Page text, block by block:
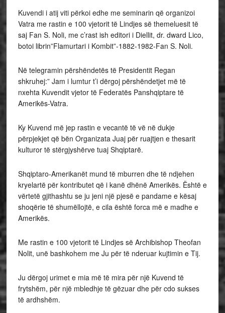
Kuvendi i atij viti përkoi edhe me seminarin që organizoi
Vatra me rastin e 100 vjetorit të Lindjes së themeluesit të
saj Fan S. Noli, me c’rast ish editori i Diellit, dr. dward Lico,
botoi librin”Flamurtari i Kombit”-1882-1982-Fan S. Noli.
Në telegramin përshëndetës të Presidentit Regan
shkruhej:” Jam i lumtur t’i dërgoj përshëndetjet më të
nxehta Kuvendit vjetor të Federatës Panshqiptare të
Amerikës-Vatra.
Ky Kuvend më jep rastin e vecantë të vë në dukje
përpjekjet që bën Organizata Juaj për ruajtjen e thesarit
kulturor të stërgjyshërve tuaj Shqiptarë.
Shqiptaro-Amerikanët mund të mburren dhe të ndjehen
kryelartë për kontributet që i kanë dhënë Amerikës. Është e
vërtetë gjithashtu se ju jeni një pjesë e pandame e kësaj
shoqërie të shumëllojtë, e cila është forca më e madhe e
Amerikës.
Me rastin e 100 vjetorit të Lindjes së Archibishop Theofan
Nolit, unë bashkohem me Ju për të nderuar kujtimin e Tij.
Ju dërgoj urimet e mia më të mira për një Kuvend të
frytshëm, për një mbledhje të gëzuar dhe për cdo sukses
të ardhshëm.